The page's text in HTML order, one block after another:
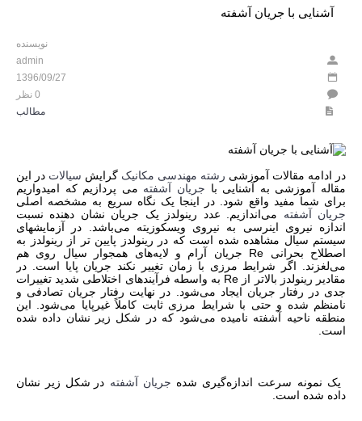
آشنایی با جریان آشفته
نویسنده
admin
1396/09/27
0 نظر
مطالب
در ادامه مقالات آموزشی رشته مهندسی مکانیک گرایش سیالات در این
مقاله آموزشی به آشنایی با جریان آشفته می پردازیم که امیدواریم
برای شما مفید واقع شود. در اینجا یک نگاه سریع به مشخصه اصلی
جریان آشفته می‌اندازیم. عدد رینولدز یک جریان نشان دهنده نسبت
اندازه نیروی اینرسی به نیروی ویسکوزیته می‌باشد. در آزمایشهای
سیستم سیال مشاهده شده است که در رینولدز پایین تر از رینولدز به
اصطلاح بحرانی Re جریان آرام و لایه‌های همجوار سیال روی هم
می‌لغزند. اگر شرایط مرزی با زمان تغییر نکند جریان پایا است. در
مقادیر رینولدز بالاتر از Re
به واسطه فرآیندهای اختلاطی شدید تغییرات
جدی در رفتار جریان ایجاد می‌شود. در نهایت رفتار جریان تصادفی و
نامنظم شده و حتی با شرایط مرزی ثابت کاملاً غیرپایا می‌شود. این
منطقه ناحیه آشفته نامیده می‌شود که در شکل زیر نشان داده شده
است.
یک نمونه سرعت اندازه‌گیری شده جریان آشفته در شکل زیر نشان
داده شده است.